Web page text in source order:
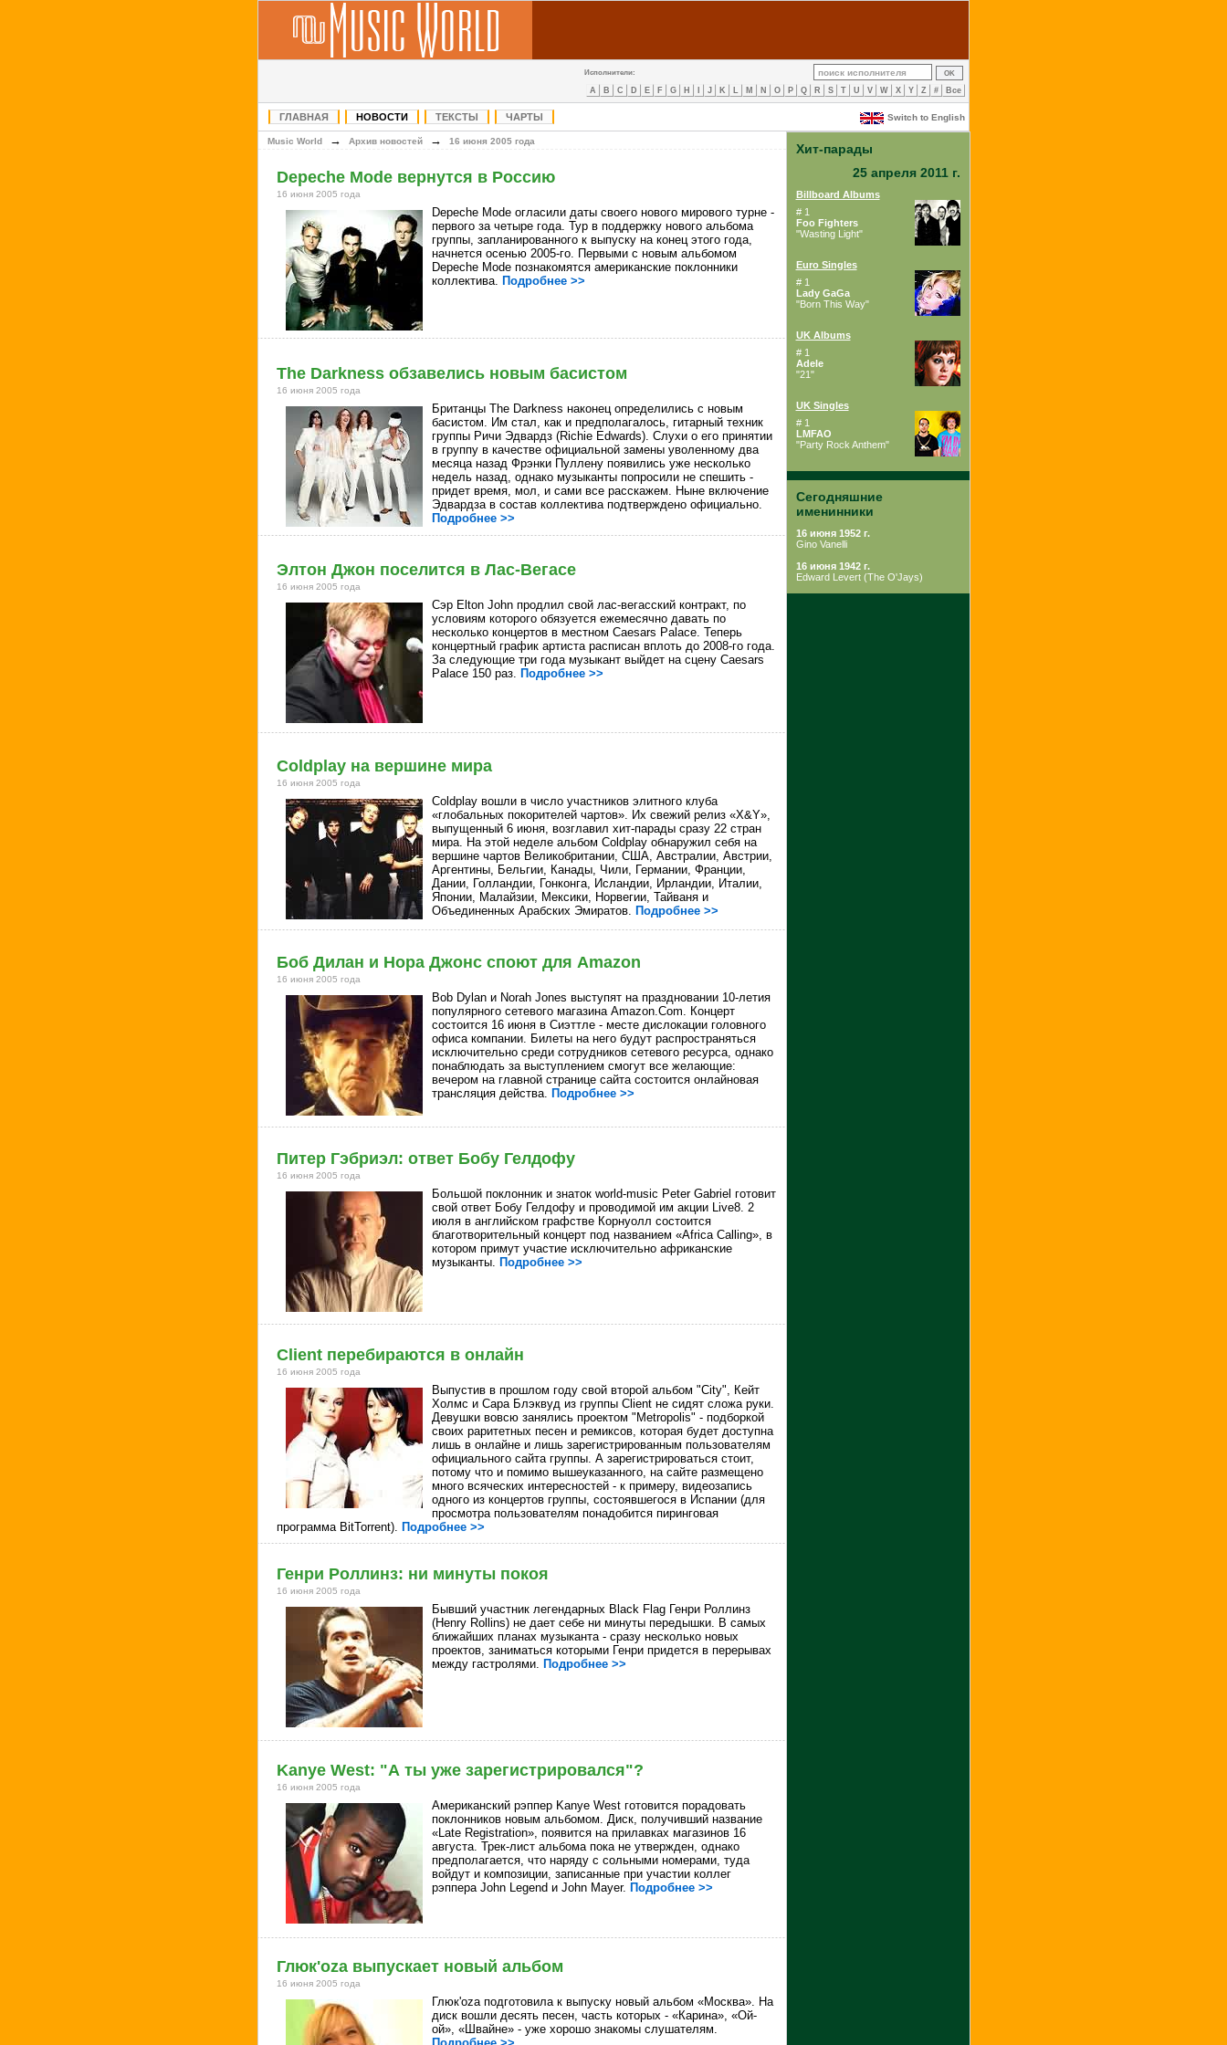
Исполнители:
A B C D E F G H J K L M N O P Q R S T U V W X Y Z # Все
ГЛАВНАЯ НОВОСТИ ТЕКСТЫ ЧАРТЫ Switch to English
Хит-парады
25 апреля 2011 г.
Billboard Albums
# 1
Foo Fighters
"Wasting Light"
Euro Singles
# 1
Lady GaGa
"Born This Way"
UK Albums
# 1
Adele
"21"
UK Singles
# 1
LMFAO
"Party Rock Anthem"
Сегодняшние
именинники
16 июня 1952 г.
Gino Vanelli
16 июня 1942 г.
Edward Levert(The O'Jays)
Music World→ Архив новостей→ 16 июня 2005 года
Depeche Mode вернутся в Россию
16 июня 2005 года
Depeche Mode огласили даты своего нового мирового турне -
первого за четыре года. Тур в поддержку нового альбома
группы, запланированного к выпуску на конец этого года,
начнется осенью 2005-го. Первыми с новым альбомом
Depeche Mode познакомятся американские поклонники
коллектива. Подробнее >>
The Darkness обзавелись новым басистом
16 июня 2005 года
Британцы The Darkness наконец определились с новым
басистом. Им стал, как и предполагалось, гитарный техник
группы Ричи Эдвардз (Richie Edwards). Слухи о его принятии
в группу в качестве официальной замены уволенному два
месяца назад Фрэнки Пуллену появились уже несколько
недель назад, однако музыканты попросили не спешить -
придет время, мол, и сами все расскажем. Ныне включение
Эдвардза в состав коллектива подтверждено официально.
Подробнее >>
Элтон Джон поселится в Лас-Вегасе
16 июня 2005 года
Сэр Elton John продлил свой лас-вегасский контракт, по
условиям которого обязуется ежемесячно давать по
несколько концертов в местном Caesars Palace. Теперь
концертный график артиста расписан вплоть до 2008-го года.
За следующие три года музыкант выйдет на сцену Caesars
Palace 150 раз. Подробнее >>
Coldplay на вершине мира
16 июня 2005 года
Coldplay вошли в число участников элитного клуба
«глобальных покорителей чартов». Их свежий релиз «X&Y»,
выпущенный 6 июня, возглавил хит-парады сразу 22 стран
мира. На этой неделе альбом Coldplay обнаружил себя на
вершине чартов Великобритании, США, Австралии, Австрии,
Аргентины, Бельгии, Канады, Чили, Германии, Франции,
Дании, Голландии, Гонконга, Исландии, Ирландии, Италии,
Японии, Малайзии, Мексики, Норвегии, Тайваня и
Объединенных Арабских Эмиратов. Подробнее >>
Боб Дилан и Нора Джонс споют для Amazon
16 июня 2005 года
Bob Dylan и Norah Jones выступят на праздновании 10-летия
популярного сетевого магазина Amazon.Com. Концерт
состоится 16 июня в Сиэттле - месте дислокации головного
офиса компании. Билеты на него будут распространяться
исключительно среди сотрудников сетевого ресурса, однако
понаблюдать за выступлением смогут все желающие:
вечером на главной странице сайта состоится онлайновая
трансляция действа. Подробнее >>
Питер Гэбриэл: ответ Бобу Гелдофу
16 июня 2005 года
Большой поклонник и знаток world-music Peter Gabriel готовит
свой ответ Бобу Гелдофу и проводимой им акции Live8. 2
июля в английском графстве Корнуолл состоится
благотворительный концерт под названием «Africa Calling», в
котором примут участие исключительно африканские
музыканты. Подробнее >>
Client перебираются в онлайн
16 июня 2005 года
Выпустив в прошлом году свой второй альбом "City", Кейт
Холмс и Сара Блэквуд из группы Client не сидят сложа руки.
Девушки вовсю занялись проектом "Metropolis" - подборкой
своих раритетных песен и ремиксов, которая будет доступна
лишь в онлайне и лишь зарегистрированным пользователям
официального сайта группы. А зарегистрироваться стоит,
потому что и помимо вышеуказанного, на сайте размещено
много всяческих интересностей - к примеру, видеозапись
одного из концертов группы, состоявшегося в Испании (для
просмотра пользователям понадобится пиринговая
программа BitTorrent). Подробнее >>
Генри Роллинз: ни минуты покоя
16 июня 2005 года
Бывший участник легендарных Black Flag Генри Роллинз
(Henry Rollins) не дает себе ни минуты передышки. В самых
ближайших планах музыканта - сразу несколько новых
проектов, заниматься которыми Генри придется в перерывах
между гастролями. Подробнее >>
Kanye West: "А ты уже зарегистрировался"?
16 июня 2005 года
Американский рэппер Kanye West готовится порадовать
поклонников новым альбомом. Диск, получивший название
«Late Registration», появится на прилавках магазинов 16
августа. Трек-лист альбома пока не утвержден, однако
предполагается, что наряду с сольными номерами, туда
войдут и композиции, записанные при участии коллег
рэппера John Legend и John Mayer. Подробнее >>
Глюк'оzа выпускает новый альбом
16 июня 2005 года
Глюк'оzа подготовила к выпуску новый альбом «Москва». На
диск вошли десять песен, часть которых - «Карина», «Ой-
ой», «Швайне» - уже хорошо знакомы слушателям.